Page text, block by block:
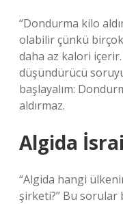
“Dondurma kilo
olabilir çünkü
daha az kalori
düşündürücü
başlayalım:
aldırmaz.
Algida
“Algida hangi
şirketi?” Bu sorular